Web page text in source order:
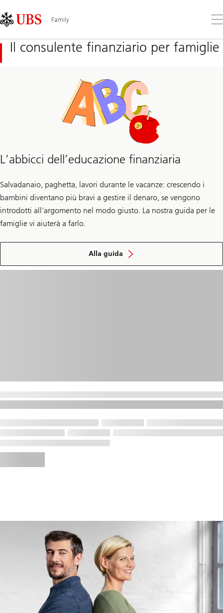
Links
Area
Family
il
Il consulente finanziario per famiglie
L’abbicci dell’educazione finanziaria
Salvadanaio, paghetta, lavori durante le vacanze: crescendo i
bambini diventano più bravi a gestire il denaro, se vengono
introdotti all’argomento nel modo giusto. La nostra guida per le
famiglie vi aiuterà a farlo.
Alla guida
sull’